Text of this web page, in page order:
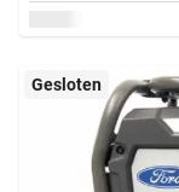
Gesloten